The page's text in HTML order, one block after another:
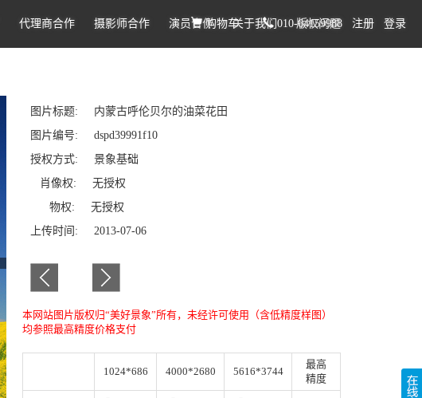
代理商合作 摄影师合作 演员合作 关于我们 版权问题
购物车 010-64159988 注册 登录
图片标题: 内蒙古呼伦贝尔的油菜花田
图片编号: dspd39991f10
授权方式: 景象基础
肖像权: 无授权
物权: 无授权
上传时间: 2013-07-06
本网站图片版权归“美好景象”所有，未经许可使用（含低精度样图）
均参照最高精度价格支付
1024*686 4000*2680 5616*3744
最高
精度